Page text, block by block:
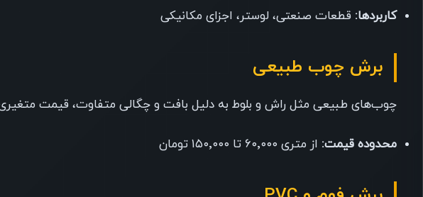
کاربردها: قطعات صنعتی، لوستر، اجزای مکانیکی
برش چوب طبیعی
چوب‌های طبیعی مثل راش و بلوط به دلیل بافت و چگالی متفاوت، قیمت متغیری
محدوده قیمت: از متری ۶۰٬۰۰۰ تا ۱۵۰٬۰۰۰ تومان